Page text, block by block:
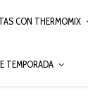
CON THERMOMIX
TEMPORADA